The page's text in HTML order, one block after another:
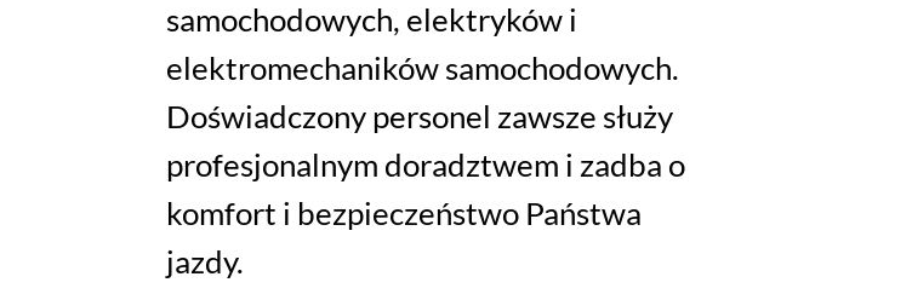
samochodowych, elektryków i
elektromechaników samochodowych.
Doświadczony personel zawsze służy
profesjonalnym doradztwem i zadba o
komfort i bezpieczeństwo Państwa
jazdy.